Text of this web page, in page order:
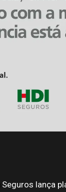
Seguros lança